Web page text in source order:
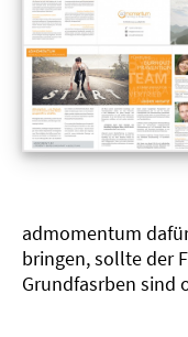
admomentum
bringen, sollte der
Grundfasrben sind